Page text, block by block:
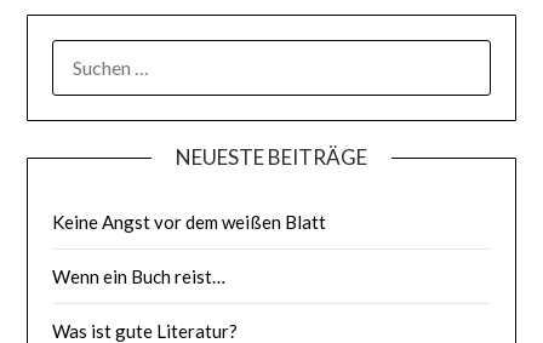
NACH:
NEUESTE BEITRÄGE
Keine Angst vor dem weißen Blatt
Wenn ein Buch reist…
Was ist gute Literatur?